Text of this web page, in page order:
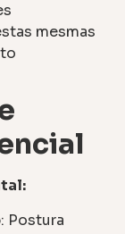
mesmas
: Postura